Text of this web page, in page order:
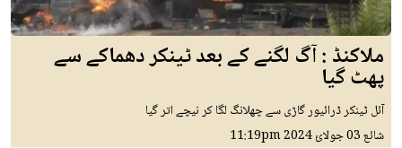
ملاکنڈ : آگ لگنے کے بعد ٹینکر دھماکے سے
پھٹ گیا
آئل ٹینکر ڈرائیور گاڑی سے چھلانگ لگا کر نیچے اتر گیا
شائع03 جولائ 2024 11:19pm